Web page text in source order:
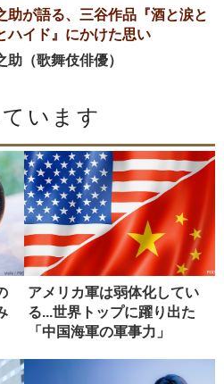
助が語る、三谷作品『酒と涙と
ハイド』にかけた思い
助（歌舞伎俳優）
います
アメリカ軍は弱体化してい
る...世界トップに躍り出た
「中国海軍の軍事力」